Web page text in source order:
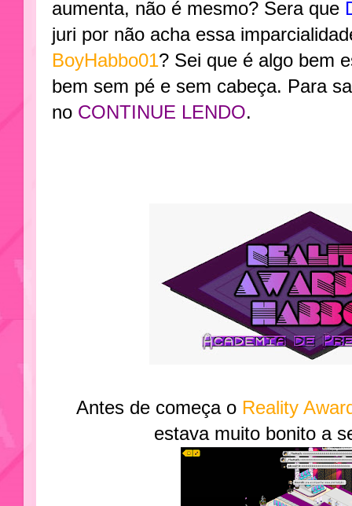
aumenta, não é mesmo? Sera que
juri por não acha essa
BoyHabbo01? Sei que é algo bem
bem sem pé e sem cabeça. Para
no CONTINUE LENDO.
Antes de começa o Reality
estava muito bonito a